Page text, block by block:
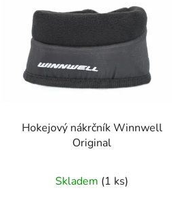
Hokejový nákrčník Winnwell
Original
Skladem (1 ks)